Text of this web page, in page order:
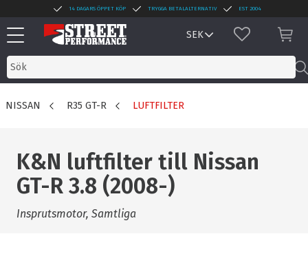
Meny
14 DAGARS ÖPPET KÖP TRYGGA BETALALTERNATIV EST 2004
FAVORITER
NISSAN R35 GT-R LUFTFILTER
K&N luftfilter till Nissan
GT-R 3.8 (2008-)
Insprutsmotor, Samtliga